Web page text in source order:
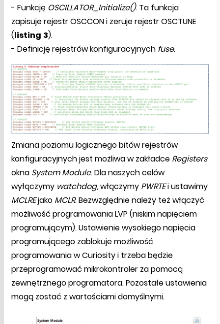
- Funkcję OSCILLATOR_Initialize(). Ta funkcja
zapisuje rejestr OSCCON i zeruje rejestr OSCTUNE
(listing 3).
- Definicję rejestrów konfiguracyjnych fuse.
Zmiana poziomu logicznego bitów rejestrów
konfiguracyjnych jest możliwa w zakładce Registers
okna System Module. Dla naszych celów
wyłączymy watchdog, włączymy PWRTEi ustawimy
MCLREjako MCLR. Bezwzględnie należy też włączyć
możliwość programowania LVP (niskim napięciem
programującym). Ustawienie wysokiego napięcia
programującego zablokuje możliwość
programowania w Curiosity i trzeba będzie
przeprogramować mikrokontroler za pomocą
zewnętrznego programatora. Pozostałe ustawienia
mogą zostać z wartościami domyślnymi.